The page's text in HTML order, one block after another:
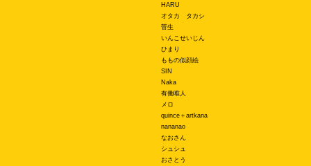
HARU
オタカ タカシ
菅生
いんこせいじん
ひまり
ももの似顔絵
SIN
Naka
有働唯人
メロ
quince＋artkana
nananao
なおさん
シュシュ
おさとう